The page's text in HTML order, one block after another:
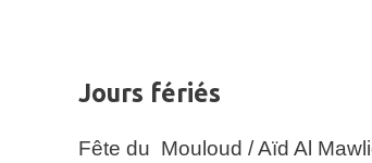
Jours fériés
Fête du Mouloud / Aïd Al